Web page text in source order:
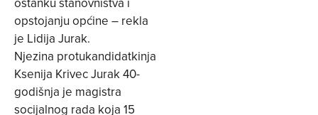
opstojanju općine – rekla
je Lidija Jurak.
Njezina protukandidatkinja
Ksenija Krivec Jurak 40-
godišnja je magistra
socijalnog rada koja 15